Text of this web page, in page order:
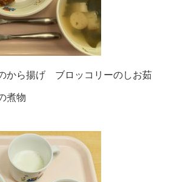
ら揚げ ブロッコリーのしお茹
煮物